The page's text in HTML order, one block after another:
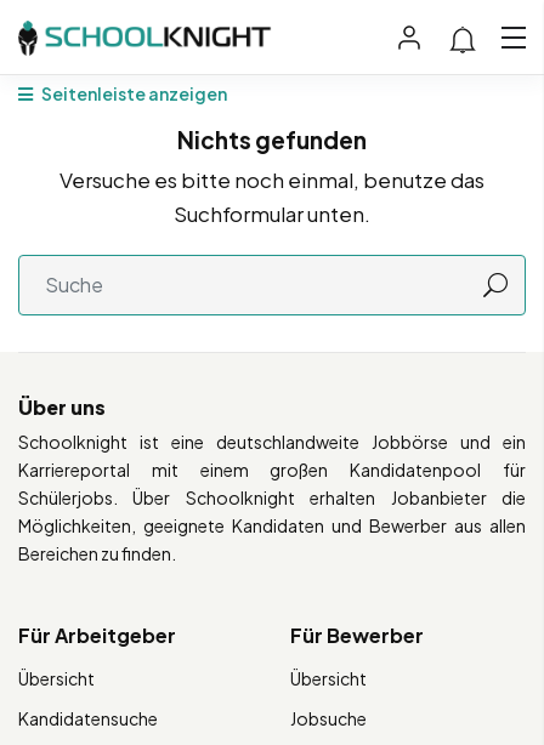
Seitenleiste anzeigen
Nichts gefunden
Versuche es bitte noch einmal, benutze das
Suchformular unten.
Über uns
Schoolknight ist eine deutschlandweite Jobbörse und ein
Karriereportal mit einem großen Kandidatenpool für
Schülerjobs. Über Schoolknight erhalten Jobanbieter die
Möglichkeiten, geeignete Kandidaten und Bewerber aus allen
Bereichen zu finden.
Für Arbeitgeber
Übersicht
Kandidatensuche
Für Bewerber
Übersicht
Jobsuche